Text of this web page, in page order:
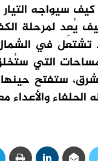
سيواجه
يُعِد لمرحلة
تشتعل في
التي
ستفتح
والأعداء